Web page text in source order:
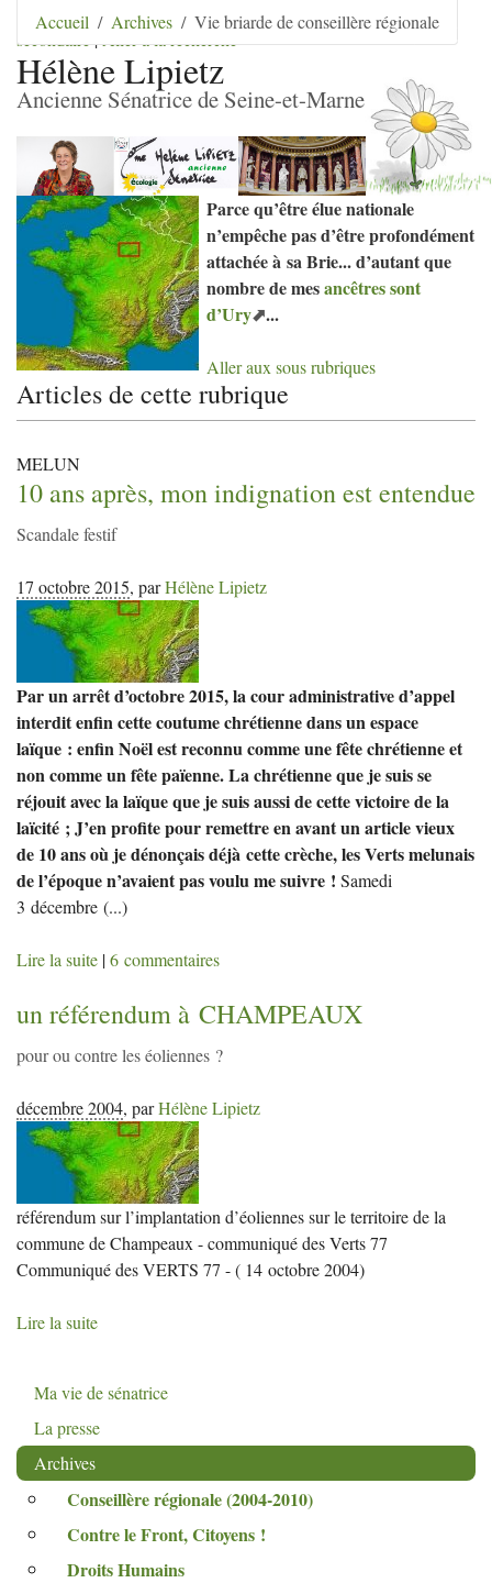
Aller au contenu | Aller au menu
Aller au menu
secondaire|Aller à la recherche
Hélène Lipietz
Ancienne Sénatrice de Seine-et-Marne
Accueil Archives Vie briarde de conseillère régionale
Parce qu’être élue nationale
n’empêche pas d’être profondément
attachée à sa Brie... d’autant que
nombre de mesancêtres sont
d’Ury ...
Aller aux sous rubriques
Articles de cette rubrique
MELUN
10 ans après, mon indignation est entendue
Scandale festif
17 octobre 2015, parHélène Lipietz
Par un arrêt d’octobre 2015, la cour administrative d’appel
interdit enfin cette coutume chrétienne dans un espace
laïque : enfin Noël est reconnu comme une fête chrétienne et
non comme un fête païenne. La chrétienne que je suis se
réjouit avec la laïque que je suis aussi de cette victoire de la
laïcité ; J’en profite pour remettre en avant un article vieux
de 10 ans où je dénonçais déjà cette crèche, les Verts melunais
de l’époque n’avaient pas voulu me suivre ! Samedi
3 décembre (...)
Lire la suite |6 commentaires
un référendum à CHAMPEAUX
pour ou contre les éoliennes ?
décembre 2004, parHélène Lipietz
référendum sur l’implantation d’éoliennes sur le territoire de la
commune de Champeaux - communiqué des Verts 77
Communiqué desVERTS 77 - ( 14 octobre 2004)
Lire la suite
Ma vie de sénatrice
La presse
Archives
Conseillère régionale (2004-2010)
Contre le Front, Citoyens !
Droits Humains